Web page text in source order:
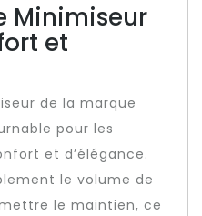
Minimiseur
et
de la marque
pour les
et d’élégance.
le volume de
le maintien, ce